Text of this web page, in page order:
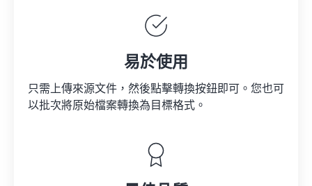
易於使用
只需上傳來源文件，然後點擊轉換按鈕即可。您也可
以批次將原始檔案轉換為目標格式。